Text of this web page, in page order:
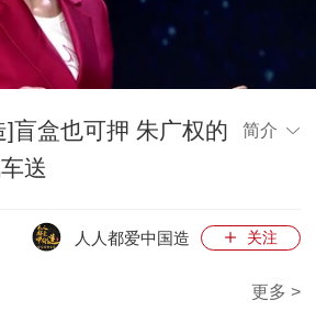
盲盒也可押 朱广权的
送
简介
关注
人人都爱中国造
更多 >